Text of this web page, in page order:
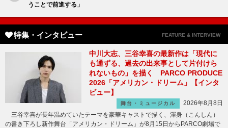
うことで前進する」
特集・インタビュー FEATURE & INTERVIEW
中川大志、三谷幸喜の最新作は「現代に
も通ずる、過去の出来事として片付けら
れないもの」を描く PARCO PRODUCE
2026「アメリカン・ドリーム」【インタ
ビュー】
舞台・ミュージカル
2026年8月8日
三谷幸喜が長年温めていたテーマを豪華キャストで描く、渾身（こんしん）
の書き下ろし新作舞台「アメリカン・ドリーム」が8月15日からPARCO劇場で